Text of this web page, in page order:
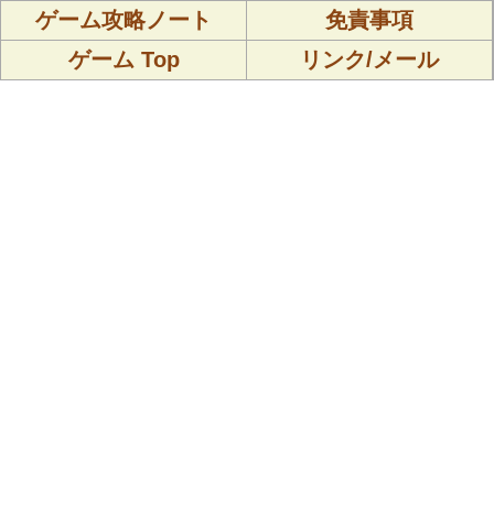
ゲーム攻略ノート
免責事項
ゲーム Top
リンク/メール